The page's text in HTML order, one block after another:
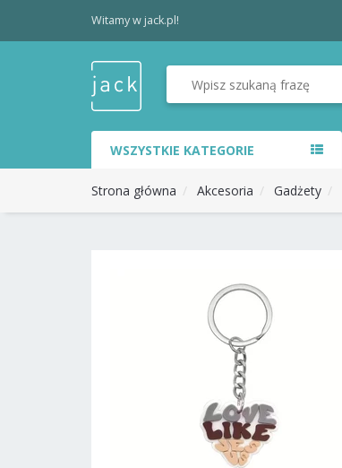
Witamy w jack.pl!
WSZYSTKIE KATEGORIE
Strona główna Akcesoria Gadżety